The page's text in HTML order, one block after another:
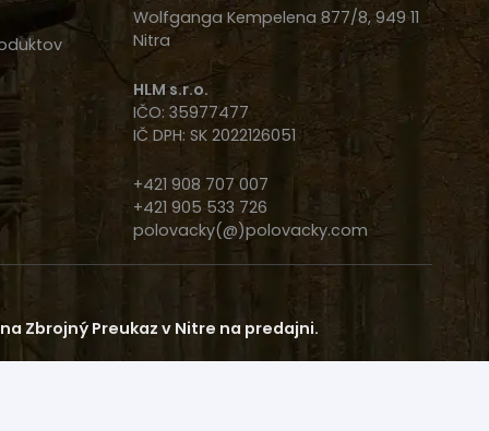
Wolfganga Kempelena 877/8, 949 11
Nitra
HLM s.r.o.
IČO: 35977477
IČ DPH: SK 2022126051
+421 908 707 007
+421 905 533 726
polovacky(@)polovacky.com
Zbrojný Preukaz v Nitre na predajni.